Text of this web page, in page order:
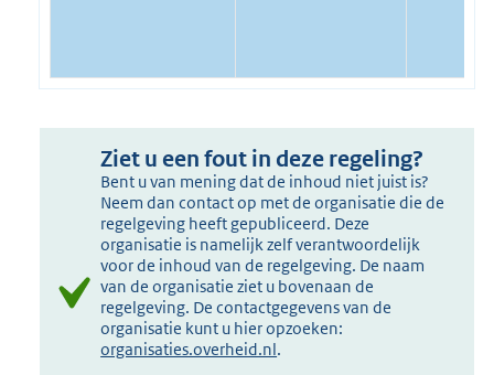
Ziet u een fout in deze regeling?
Bent u van mening dat de inhoud niet juist is?
Neem dan contact op met de organisatie die de
regelgeving heeft gepubliceerd. Deze
organisatie is namelijk zelf verantwoordelijk
voor de inhoud van de regelgeving. De naam
van de organisatie ziet u bovenaan de
regelgeving. De contactgegevens van de
organisatie kunt u hier opzoeken:
organisaties.overheid.nl.